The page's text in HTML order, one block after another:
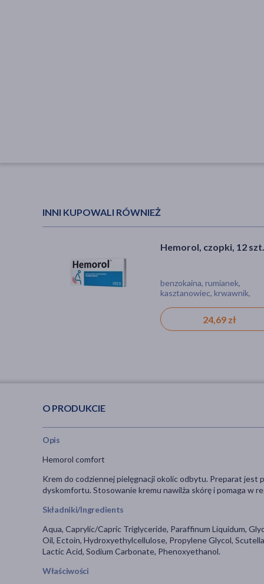
INNI KUPOWALI RÓWNIEŻ
Hemorol, czopki, 12 szt.
benzokaina, rumianek,
kasztanowiec, krwawnik,
ból, stan zapalny
24,69 zł
O PRODUKCIE
Opis
Hemorol comfort
Krem do codziennej pielęgnacji okolic odbytu. Preparat jest
dyskomfortu. Stosowanie kremu nawilża skórę i pomaga w
Składniki/Ingredients
Aqua, Caprylic/Capric Triglyceride, Paraffinum Liquidum,
Oil, Ectoin, Hydroxyethylcellulose, Propylene Glycol,
Lactic Acid, Sodium Carbonate, Phenoxyethanol.
Właściwości